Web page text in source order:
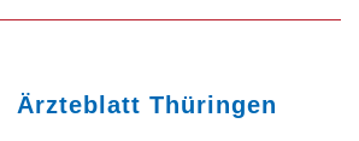
Ärzteblatt Thüringen